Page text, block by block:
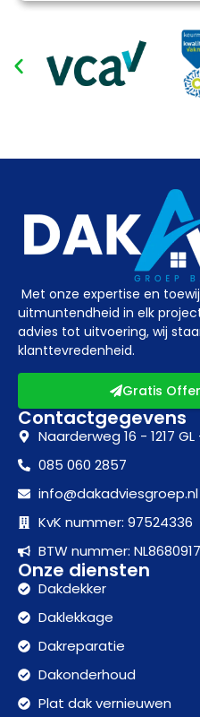
Met onze expertise en
uitmuntendheid in elk
advies tot uitvoering, wij
klanttevredenheid.
Gratis
Contactgegevens
Naarderweg 16 - 1217
085 060 2857
info@dakadviesgroep.nl
KvK nummer: 97524336
BTW nummer:
Onze diensten
Dakdekker
Daklekkage
Dakreparatie
Dakonderhoud
Plat dak vernieuwen